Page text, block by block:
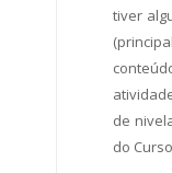
tiver
de
do